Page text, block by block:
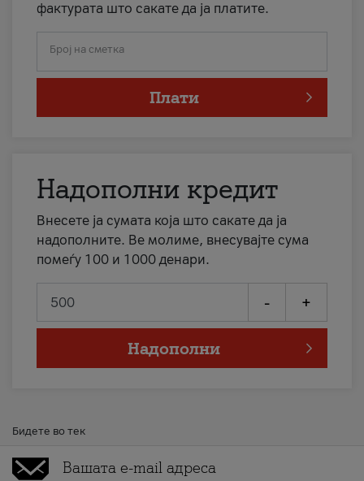
фактурата што сакате да ја платите.
Број на сметка
Плати
Надополни кредит
Внесете ја сумата која што сакате да ја
надополните. Ве молиме, внесувајте сума
помеѓу 100 и 1000 денари.
- +
Надополни
Бидете во тек